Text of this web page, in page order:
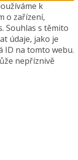
k
o zařízení,
Souhlas s těmito
údaje, jako je
ID na tomto webu.
nepříznivě